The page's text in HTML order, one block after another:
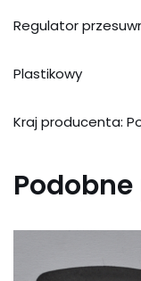
Regulator
Plastikowy
Kraj producenta: